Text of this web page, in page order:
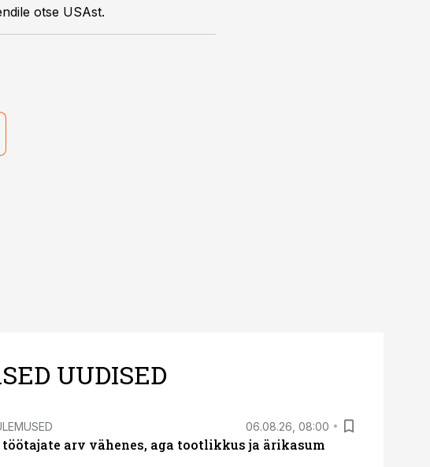
otse USAst.
UUDISED
06.08.26, 08:00
töötajate arv vähenes, aga tootlikkus ja ärikasum